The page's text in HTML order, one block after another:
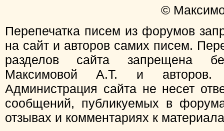
©
Перепечатка писем из форумов
на сайт и авторов самих писем.
разделов сайта запрещена
Максимовой А.Т. и
Администрация сайта не несет
сообщений, публикуемых в
отзывах и комментариях к